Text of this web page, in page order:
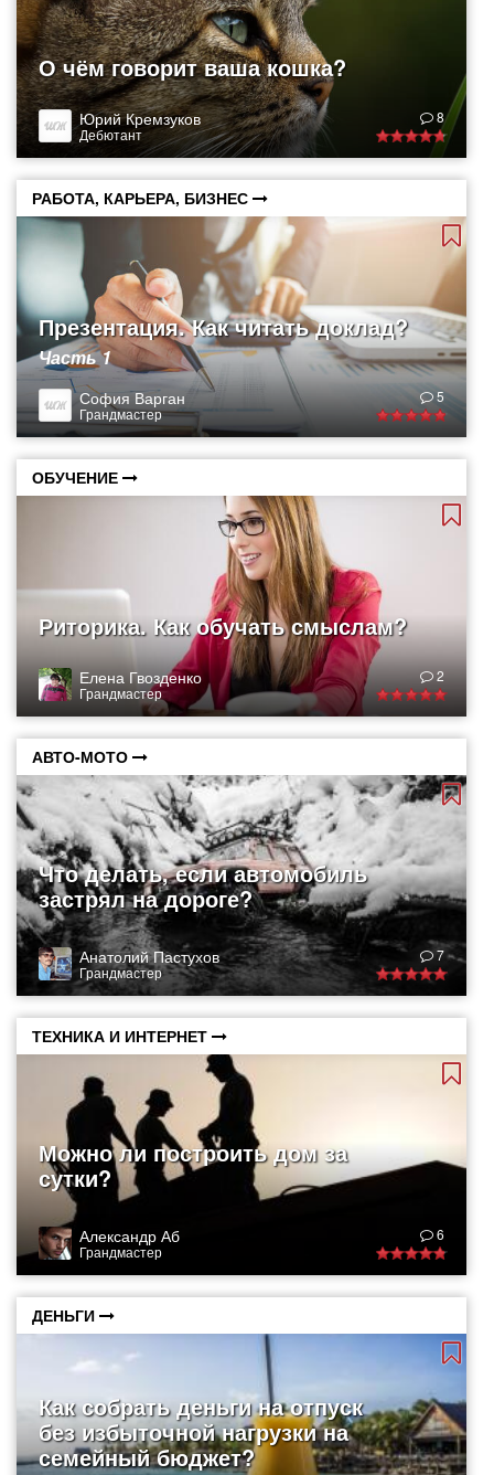
О чём говорит ваша кошка?
Юрий Кремзуков
Дебютант
8
РАБОТА, КАРЬЕРА, БИЗНЕС
Презентация. Как читать доклад?
Часть 1
София Варган
Грандмастер
5
ОБУЧЕНИЕ
Риторика. Как обучать смыслам?
Елена Гвозденко
Грандмастер
2
АВТО-МОТО
Что делать, если автомобиль
застрял на дороге?
Анатолий Пастухов
Грандмастер
7
ТЕХНИКА И ИНТЕРНЕТ
Можно ли построить дом за
сутки?
Александр Аб
Грандмастер
6
ДЕНЬГИ
Как собрать деньги на отпуск
без избыточной нагрузки на
семейный бюджет?